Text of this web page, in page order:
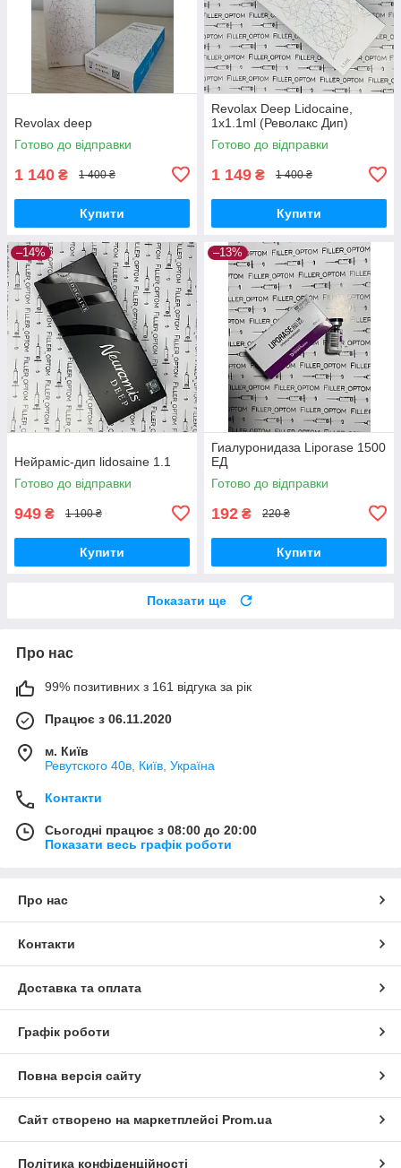
Revolax deep
Готово до відправки
1 140 ₴ 1 400 ₴
Купити
Revolax Deep Lidocaine,
1x1.1ml (Револакс Дип)
Готово до відправки
1 149 ₴ 1 400 ₴
Купити
–14%
Нейраміс-дип lidosaine 1.1
Готово до відправки
949 ₴ 1 100 ₴
Купити
–13%
Гиалуронидаза Liporase 1500
ЕД
Готово до відправки
192 ₴ 220 ₴
Купити
Показати ще
Про нас
99% позитивних з 161 відгука за рік
Працює з 06.11.2020
м. Київ
Ревутского 40в, Київ, Україна
Контакти
Сьогодні працює з 08:00 до 20:00
Показати весь графік роботи
Про нас
Контакти
Доставка та оплата
Графік роботи
Повна версія сайту
Сайт створено на маркетплейсі Prom.ua
Політика конфіденційності